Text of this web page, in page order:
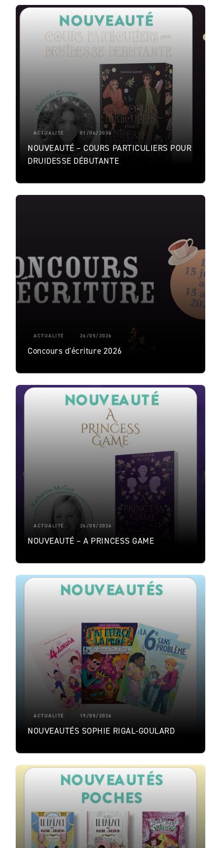
ACTUALITÉ 01/06/2026
NOUVEAUTÉ – COURS PARTICULIERS POUR
DRUIDESSE DÉBUTANTE
ACTUALITÉ 26/05/2026
Concours d'écriture 2026
ACTUALITÉ 26/05/2026
NOUVEAUTÉ – A PRINCESS GAME
ACTUALITÉ 19/05/2026
NOUVEAUTÉS SOPHIE RIGAL-GOULARD